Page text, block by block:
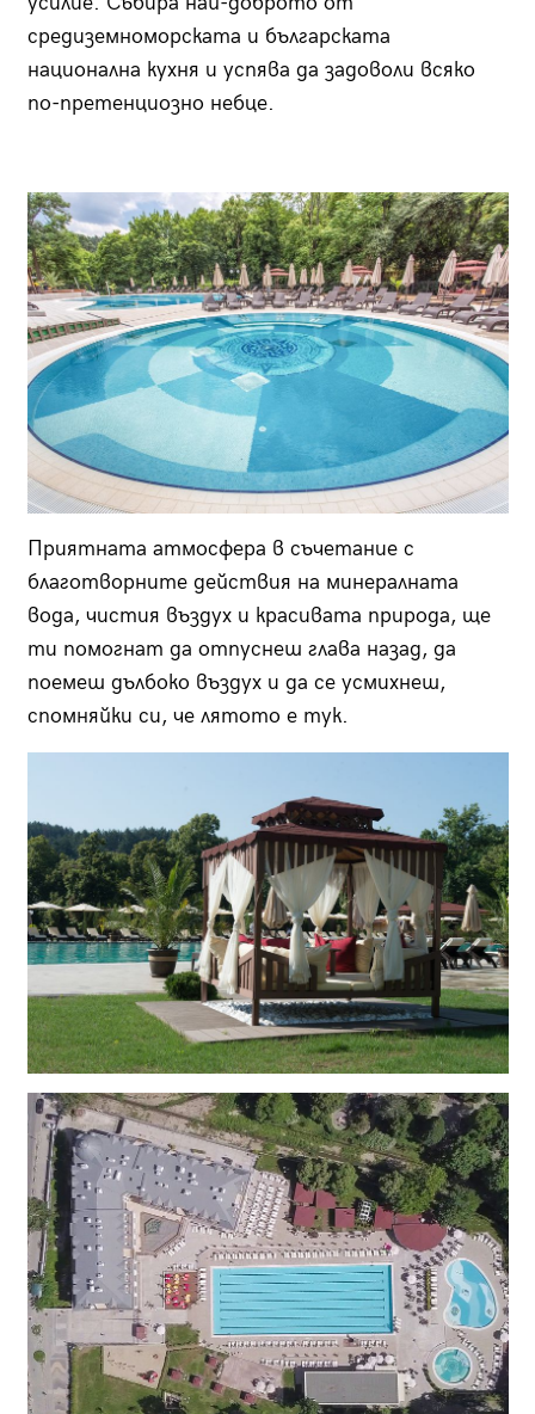
средиземноморската и българската
национална кухня и успява да задоволи всяко
по-претенциозно небце.
Приятната атмосфера в съчетание с
благотворните действия на минералната
вода, чистия въздух и красивата природа, ще
ти помогнат да отпуснеш глава назад, да
поемеш дълбоко въздух и да се усмихнеш,
спомняйки си, че лятото е тук.